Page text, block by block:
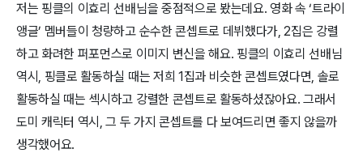
저는 핑클의 이효리 선배님을 중점적으로 봤는데요. 영화 속 ‘트라이
앵글’ 멤버들이 청량하고 순수한 콘셉트로 데뷔했다가, 2집은 강렬
하고 화려한 퍼포먼스로 이미지 변신을 해요. 핑클의 이효리 선배님
역시, 핑클로 활동하실 때는 저희 1집과 비슷한 콘셉트였다면, 솔로
활동하실 때는 섹시하고 강렬한 콘셉트로 활동하셨잖아요. 그래서
도미 캐릭터 역시, 그 두 가지 콘셉트를 다 보여드리면 좋지 않을까
생각했어요.